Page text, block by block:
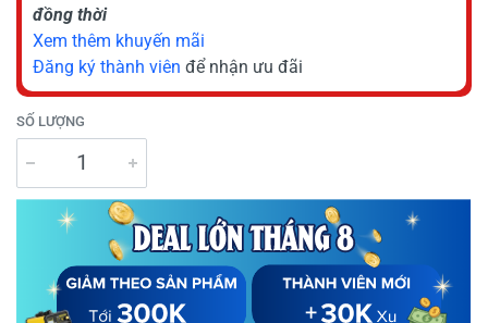
đồng thời
Xem thêm khuyến mãi
Đăng ký thành viên để nhận ưu đãi
SỐ LƯỢNG